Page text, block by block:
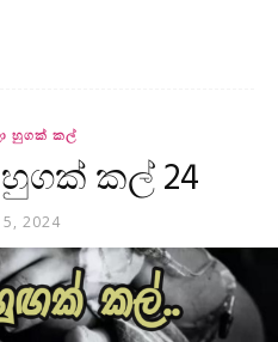
හුගක් කල්
හුගක් කල් 24
2024